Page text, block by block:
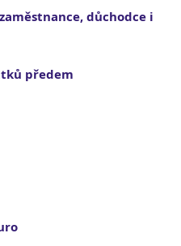
důchodce i
předem